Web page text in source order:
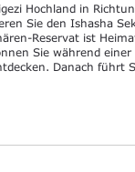
Hochland in
Sie den Ishasha
Reservat ist
Sie während einer
Danach führt